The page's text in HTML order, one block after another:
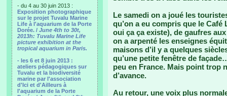
- du 4 au 30 juin 2013 :
Exposition photographique
sur le projet Tuvalu Marine
Life à l'aquarium de la Porte
Dorée. / June 4th to 30t,
2013h: Tuvalu Marine Life
picture exhibition at the
tropical aquarium in Paris.
- les 6 et 8 juin 2013 :
ateliers pédagogiques sur
Tuvalu et la biodiversité
marine par l'association
d'Ici et d'Ailleurs à
l'aquarium de la Porte
Le samedi on a joué les
qu’on a eu compris que le
oui ça ça existe), de gaufres
on a arpenté les enseignes
maisons d’il y a quelques
qu’une petite fenêtre de
peu en France. Mais point trop
d’avance.
Au retour, une voix plus